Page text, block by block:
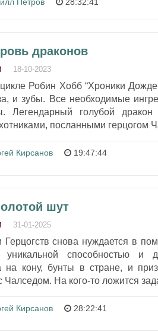
драконов
18-10-2023
Робин Хобб “Хроники
и зубы. Все необходимые
Легендарный голубой
посланными герцогом
Кирсанов 19:47:44
шут
31-01-2025
снова нуждается в
уникальной способностью и
на кону, бунты в стране, и
Чалседом. На кого-то ложится
Кирсанов 28:22:41